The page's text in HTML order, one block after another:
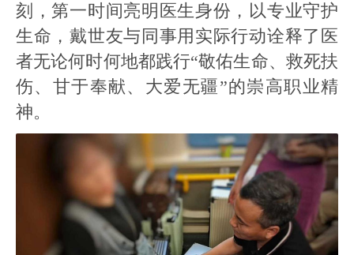
刻，第一时间亮明医生身份，以专业守护
生命，戴世友与同事用实际行动诠释了医
者无论何时何地都践行“敬佑生命、救死扶
伤、甘于奉献、大爱无疆”的崇高职业精
神。